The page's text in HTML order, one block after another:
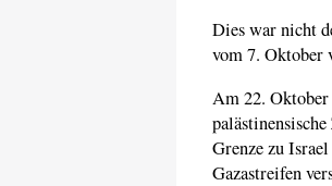
Dies war nicht
vom 7. Oktober
Am 22. Oktober
Grenze zu
Gazastreifen